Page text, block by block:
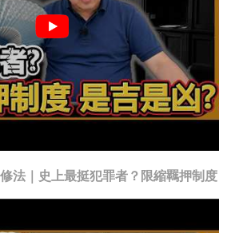
法｜史上最挺犯罪者？限縮羈押制度